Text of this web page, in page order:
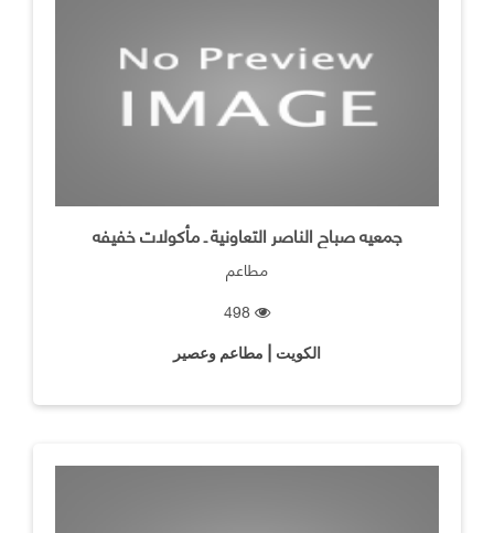
جمعيه صباح الناصر التعاونية ـ مأكولات خفيفه
مطاعم
الكويت | مطاعم وعصير